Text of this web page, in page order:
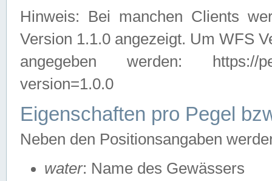
Hinweis: Bei manchen Clients
Version 1.1.0 angezeigt. Um WFS
angegeben werden: https://
version=1.0.0
Eigenschaften pro Pegel
Neben den Positionsangaben
water: Name des Gewässers